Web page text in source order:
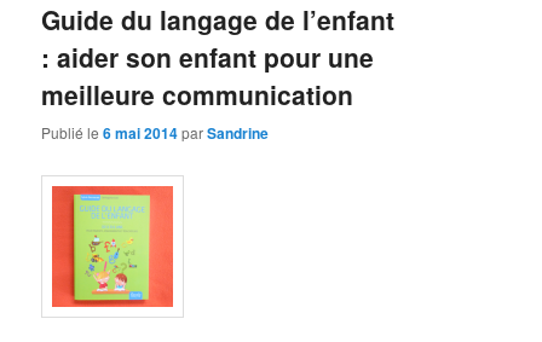
Guide du langage de l’enfant
: aider son enfant pour une
meilleure communication
Publié le6 mai 2014parSandrine